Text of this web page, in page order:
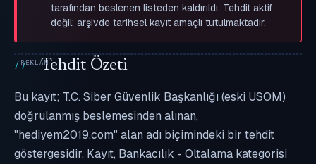
tarafından beslenen listeden kaldırıldı. Tehdit aktif
değil; arşivde tarihsel kayıt amaçlı tutulmaktadır.
Tehdit Özeti
Bu kayıt; T.C. Siber Güvenlik Başkanlığı (eski USOM)
doğrulanmış beslemesinden alınan,
"hediyem2019.com" alan adı biçimindeki bir tehdit
göstergesidir. Kayıt, Bankacılık - Oltalama kategorisi